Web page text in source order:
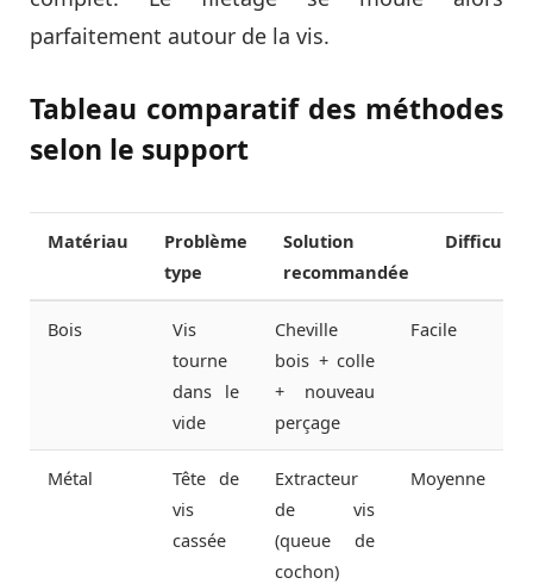
parfaitement autour de la vis.
Tableau comparatif des méthodes
selon le support
Matériau
Problème
type
Solution
recommandée
Difficulté
Bois
Vis
tourne
dans le
vide
Cheville
bois + colle
+ nouveau
perçage
Facile
Métal
Tête de
vis
cassée
Extracteur
de vis
(queue de
cochon)
Moyenne